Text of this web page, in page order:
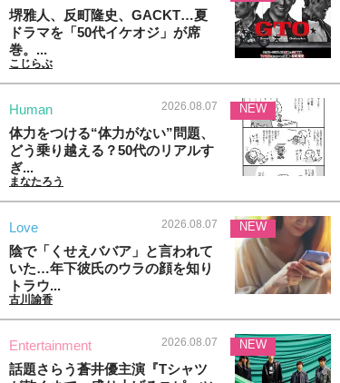
堺雅人、反町隆史、GACKT…夏
ドラマを「50代イケオジ」が席
巻。...
こじらぶ
Human 2026.08.07
体力をつける“体力がない”問題、
どう乗り越える？50代のリアルす
ぎ...
まなたろう
NEW
Love 2026.08.07
陰で「くせえババア」と言われて
いた…年下彼氏のウラの顔を知り
トラウ...
古川諭香
NEW
Entertainment 2026.08.07
話題さらう蒼井優主演『Tシャツ
NEW